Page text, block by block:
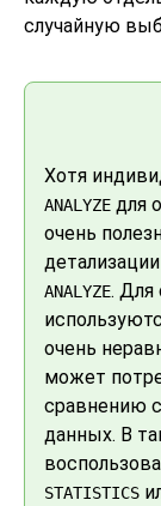
случайную
Хотя
ANALYZE для
очень
ANALYZE. Для
очень
может
сравнению
данных. В
STATISTICS